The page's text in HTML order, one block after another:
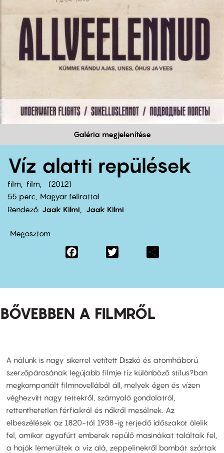
Galéria megjelenítése
Víz alatti repülések
film film
2012
55 perc,
Magyar felirattal
Rendező Jaak Kilmi Jaak Kilmi
Megosztom
Facebook
BŐVEBBEN A FILMRŐL
A nálunk is nagy sikerrel vetített Diszkó és atomháború
szerzőpárosának legújabb filmje tíz különböző stílus?ban
megkomponált filmnovellából áll, melyek égen és vízen
véghezvitt nagy tettekről, szárnyaló gondolatról,
rettenthetetlen férfiakról és nőkről mesélnek. Az
elbeszélések az 1820-tól 1938-ig terjedő időszakot ölelik
fel, amikor agyafúrt emberek repülő masinákat találtak fel,
a hajók lemerültek a víz alá, zeppelinekről bombát szórtak